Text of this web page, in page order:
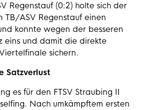
Regenstauf (0:2) holte sich der
TB/ASV Regenstauf einen
konnte wegen der besseren
eins und damit die direkte
sichern.
Satzverlust
es für den FTSV Straubing II
Nach umkämpftem ersten